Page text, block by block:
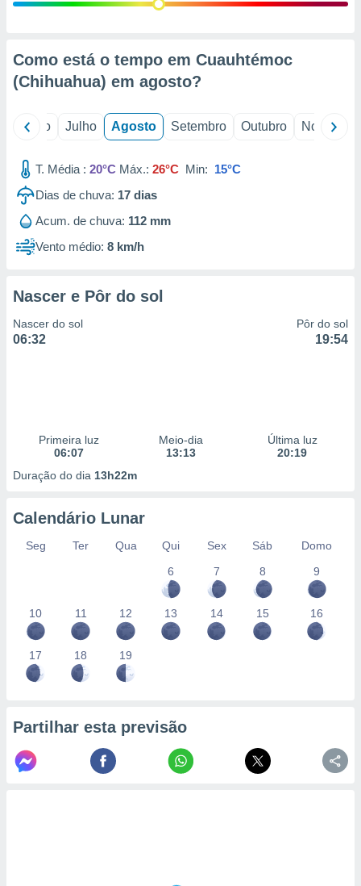
através
estudos
1199
Como está o tempo em Cuauhtémoc
(Chihuahua) em agosto?
Junho Julho Agosto Setembro Outubro Novembro
T. Média : 20°C Máx.: 26°C Min: 15°C
Dias de chuva: 17 dias
Acum. de chuva: 112 mm
Vento médio: 8 km/h
Nascer e Pôr do sol
Nascer do sol
06:32
Pôr do sol
19:54
Primeira luz
06:07
Meio-dia
13:13
Última luz
20:19
Duração do dia 13h22m
Calendário Lunar
Seg Ter Qua Qui Sex Sáb
Domo
6
7 8 9
10 11 12 13 14 15 16
17 18 19
Partilhar esta previsão